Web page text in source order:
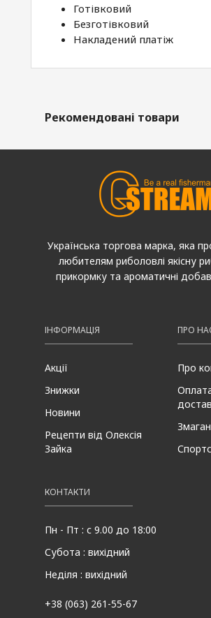
Готівковий
Безготівковий
Накладений платіж
Рекомендовані товари
Українська торгова марка, яка
любителям риболовлі якісну
прикормку та ароматичні
ІНФОРМАЦІЯ
Акції
Знижки
Новини
Рецепти від Олексія
Зайка
ПРО
Про
КОНТАКТИ
Пн - Пт : с 9.00 до 18:00
Субота : вихідний
Неділя : вихідний
+38 (063) 261-55-67